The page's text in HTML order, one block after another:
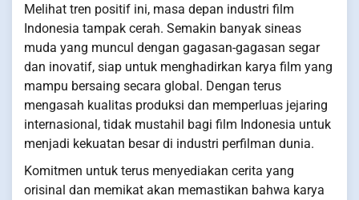
Melihat tren positif ini, masa depan industri film
Indonesia tampak cerah. Semakin banyak sineas
muda yang muncul dengan gagasan-gagasan segar
dan inovatif, siap untuk menghadirkan karya film yang
mampu bersaing secara global. Dengan terus
mengasah kualitas produksi dan memperluas jejaring
internasional, tidak mustahil bagi film Indonesia untuk
menjadi kekuatan besar di industri perfilman dunia.
Komitmen untuk terus menyediakan cerita yang
orisinal dan memikat akan memastikan bahwa karya